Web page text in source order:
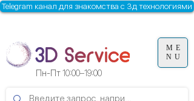
Пн-Пт10:00–19:00
Telegram канал для знакомства с 3д технологиями
ME
NU